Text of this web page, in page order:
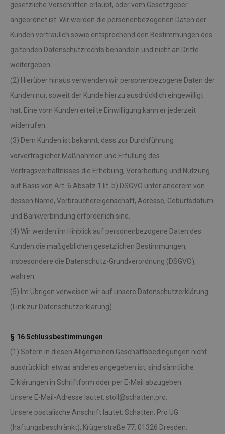
gesetzliche Vorschriften erlaubt, oder vom Gesetzgeber
angeordnet ist. Wir werden die personenbezogenen Daten der
Kunden vertraulich sowie entsprechend den Bestimmungen des
geltenden Datenschutzrechts behandeln und nicht an Dritte
weitergeben.
(2) Hierüber hinaus verwenden wir personenbezogene Daten der
Kunden nur, soweit der Kunde hierzu ausdrücklich eingewilligt
hat. Eine vom Kunden erteilte Einwilligung kann er jederzeit
widerrufen.
(3) Dem Kunden ist bekannt, dass zur Durchführung
vorvertraglicher Maßnahmen und Erfüllung des
Vertragsverhältnisses die Erhebung, Verarbeitung und Nutzung
auf Basis von Art. 6 Absatz 1 lit. b) DSGVO unter anderem von
dessen Name, Verbrauchereigenschaft, Adresse, Geburtsdatum
und Bankverbindung erforderlich sind.
(4) Wir werden im Hinblick auf personenbezogene Daten des
Kunden die maßgeblichen gesetzlichen Bestimmungen,
insbesondere die Datenschutz-Grundverordnung (DSGVO),
wahren.
(5) Im Übrigen verweisen wir auf unsere Datenschutzerklärung
(Link zur Datenschutzerklärung).
§ 16 Schlussbestimmungen
(1) Sofern in diesen Allgemeinen Geschäftsbedingungen nicht
ausdrücklich etwas anderes angegeben ist, sind sämtliche
Erklärungen in Schriftform oder per E-Mail abzugeben.
Unsere E-Mail-Adresse lautet: stoll@schatten.pro.
Unsere postalische Anschrift lautet: Schatten. Pro UG
(haftungsbeschränkt), Krügerstraße 77, 01326 Dresden.